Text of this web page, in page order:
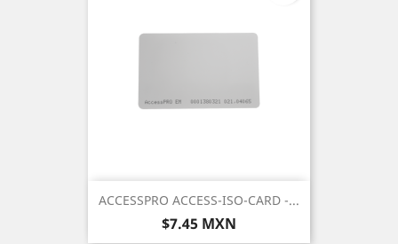
ACCESSPRO ACCESS-ISO-CARD -...
Precio
$7.45 MXN